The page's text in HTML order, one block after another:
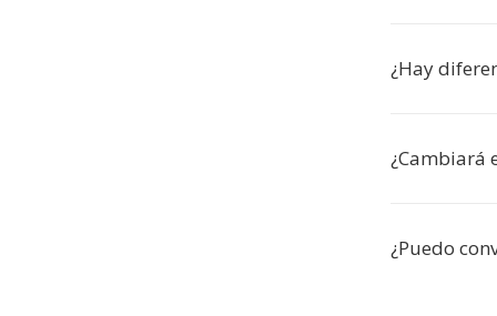
¿Hay
¿Cambiará
¿Puedo